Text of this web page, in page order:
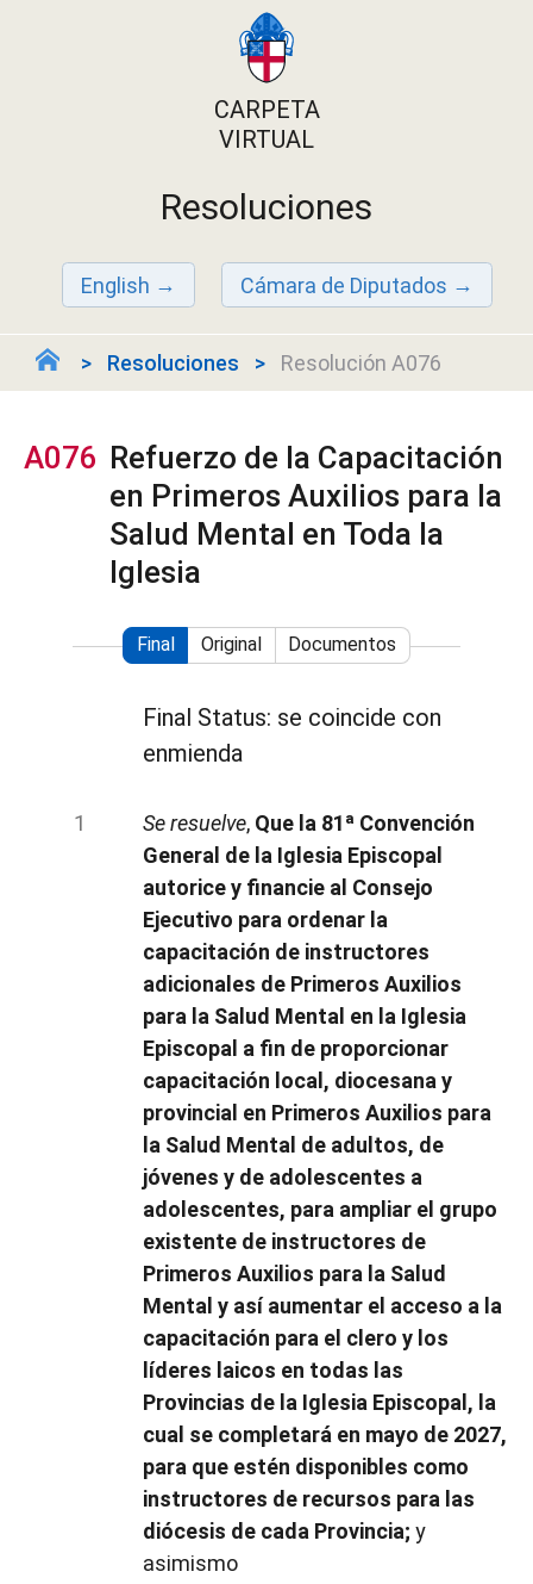
CARPETA
VIRTUAL
Resoluciones
English Cámara de Diputados
Resoluciones Resolución A076
A076 Refuerzo de la Capacitación
en Primeros Auxilios para la
Salud Mental en Toda la
Iglesia
Final Original Documentos
Final Status: se coincide con
enmienda
Se resuelve, Que la 81ª Convención
General de la Iglesia Episcopal
autorice y financie al Consejo
Ejecutivo para ordenar la
capacitación de instructores
adicionales de Primeros Auxilios
para la Salud Mental en la Iglesia
Episcopal a fin de proporcionar
capacitación local, diocesana y
provincial en Primeros Auxilios para
la Salud Mental de adultos, de
jóvenes y de adolescentes a
adolescentes, para ampliar el grupo
existente de instructores de
Primeros Auxilios para la Salud
Mental y así aumentar el acceso a la
capacitación para el clero y los
líderes laicos en todas las
Provincias de la Iglesia Episcopal, la
cual se completará en mayo de 2027,
para que estén disponibles como
instructores de recursos para las
diócesis de cada Provincia; y
asimismo